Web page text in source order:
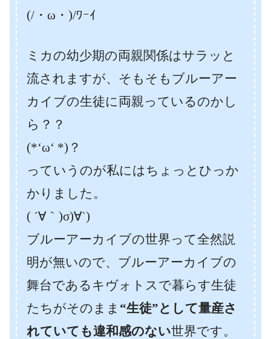
(/・ω・)/ﾜｰｲ
ミカの幼少期の両親関係はサラッと
流されますが、そもそもブルーアー
カイブの生徒に両親っているのかし
ら？？
(*‘ω‘ *)？
っていうのが私にはちょっとひっか
かりました。
( ´∀｀)σ)∀`)
ブルーアーカイブの世界って全然説
明が無いので、ブルーアーカイブの
舞台であるキヴォトスで暮らす生徒
たちがそのまま “生徒”として量産さ
れていても違和感のない世界です。